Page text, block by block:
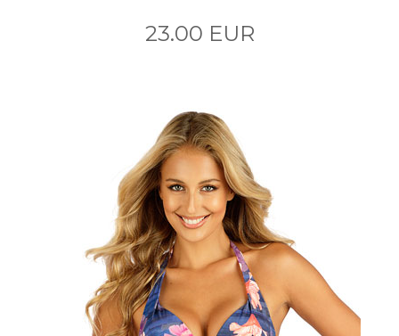
23.00 EUR